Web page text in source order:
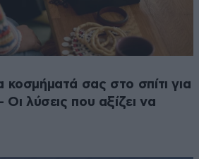
σας στο σπίτι για
λύσεις που αξίζει να